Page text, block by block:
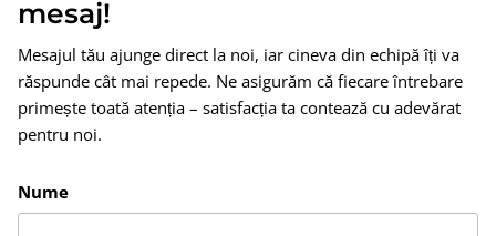
mesaj!
Mesajul tău ajunge direct la noi, iar cineva din echipă îți va
răspunde cât mai repede. Ne asigurăm că fiecare întrebare
primește toată atenția – satisfacția ta contează cu adevărat
pentru noi.
Nume